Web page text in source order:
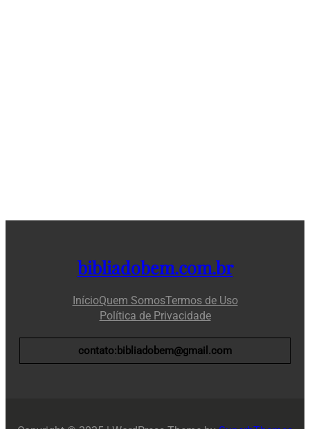
bibliadobem.com.br
InícioQuem SomosTermos de Uso
Política de Privacidade
contato:bibliadobem@gmail.com